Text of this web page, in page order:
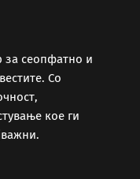
за сеопфатно и
Со
кое ги